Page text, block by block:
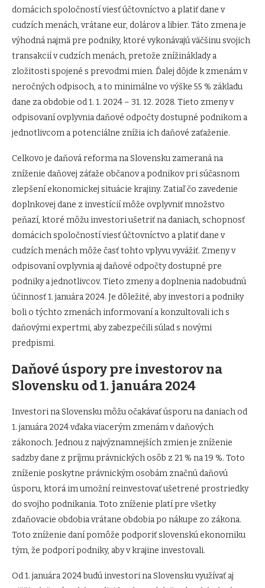
domácich spoločností viesť účtovníctvo a platiť dane v
cudzích menách, vrátane eur, dolárov a libier. Táto zmena je
výhodná najmä pre podniky, ktoré vykonávajú väčšinu svojich
transakcií v cudzích menách, pretože znížináklady a
zložitosti spojené s prevodmi mien. Ďalej dôjde k zmenám v
neročných odpisoch, a to minimálne vo výške 55 % základu
dane za obdobie od 1. 1. 2024 – 31. 12. 2028. Tieto zmeny v
odpisovaní ovplyvnia daňové odpočty dostupné podnikom a
jednotlivcom a potenciálne znížia ich daňové zaťaženie.
Celkovo je daňová reforma na Slovensku zameraná na
zníženie daňovej záťaže občanov a podnikov pri súčasnom
zlepšení ekonomickej situácie krajiny. Zatiaľ čo zavedenie
doplnkovej dane z investícií môže ovplyvniť množstvo
peňazí, ktoré môžu investori ušetriť na daniach, schopnosť
domácich spoločností viesť účtovníctvo a platiť dane v
cudzích menách môže časť tohto vplyvu vyvážiť. Zmeny v
odpisovaní ovplyvnia aj daňové odpočty dostupné pre
podniky a jednotlivcov. Tieto zmeny a doplnenia nadobudnú
účinnosť 1. januára 2024. Je dôležité, aby investori a podniky
boli o týchto zmenách informovaní a konzultovali ich s
daňovými expertmi, aby zabezpečili súlad s novými
predpismi.
Daňové úspory pre investorov na
Slovensku od 1. januára 2024
Investori na Slovensku môžu očakávať úsporu na daniach od
1. januára 2024 vďaka viacerým zmenám v daňových
zákonoch. Jednou z najvýznamnejších zmien je zníženie
sadzby dane z príjmu právnických osôb z 21 % na 19 %. Toto
zníženie poskytne právnickým osobám značnú daňovú
úsporu, ktorá im umožní reinvestovať ušetrené prostriedky
do svojho podnikania. Toto zníženie platí pre všetky
zdaňovacie obdobia vrátane obdobia po nákupe zo zákona.
Toto zníženie daní pomôže podporiť slovenskú ekonomiku
tým, že podporí podniky, aby v krajine investovali.
Od 1. januára 2024 budú investori na Slovensku využívať aj